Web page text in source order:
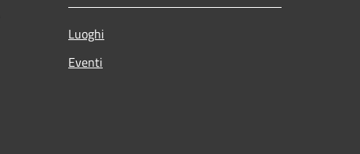
Luoghi
Eventi